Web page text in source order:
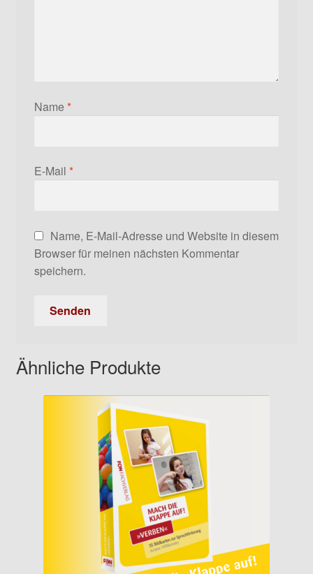
Name *
E-Mail *
Name, E-Mail-Adresse und Website in diesem
Browser für meinen nächsten Kommentar
speichern.
Ähnliche Produkte